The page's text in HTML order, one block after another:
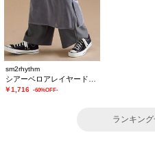
sm2rhythm
￥1,716 -60%OFF-
ランキン